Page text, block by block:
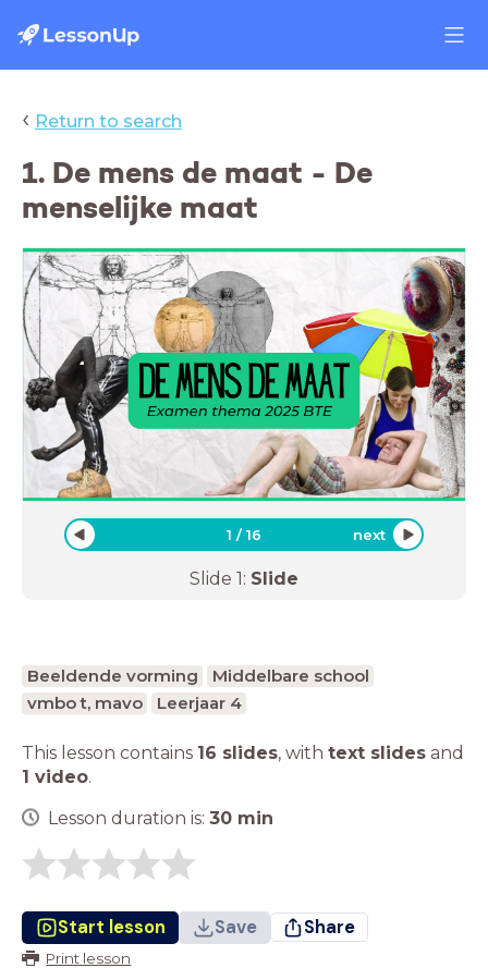
‹ Return to search
1. De mens de maat - De
menselijke maat
1 /16 next
Slide 1: Slide
Beeldende vorming
Middelbare school
vmbo t, mavo
Leerjaar 4
This lesson contains 16 slides, with text slides and
1 video.
Lesson duration is: 30 min
Start lesson Save Share
Print lesson